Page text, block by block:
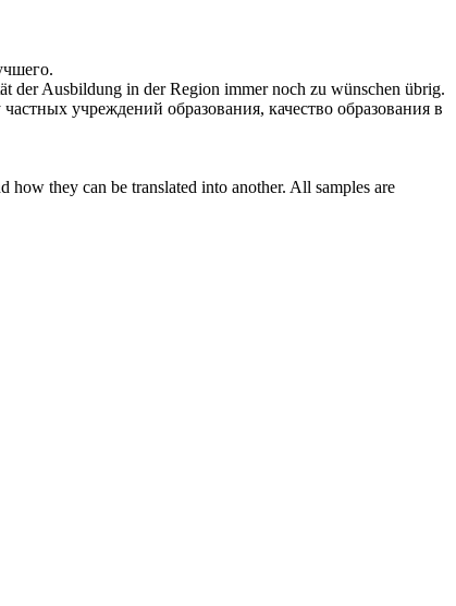
.
der Ausbildung in der Region immer noch zu wünschen übrig.
учреждений образования, качество образования в
they can be translated into another. All samples are